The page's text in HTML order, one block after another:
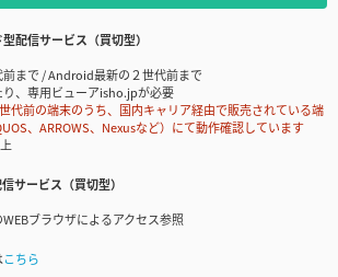
配信サービス（買切型）
前まで / Android最新の２世代前まで
、専用ビューアisho.jpが必要
前の端末のうち、国内キャリア経由で販売されている端
、ARROWS、Nexusなど）にて動作確認しています
サービス（買切型）
ブラウザによるアクセス参照
こちら